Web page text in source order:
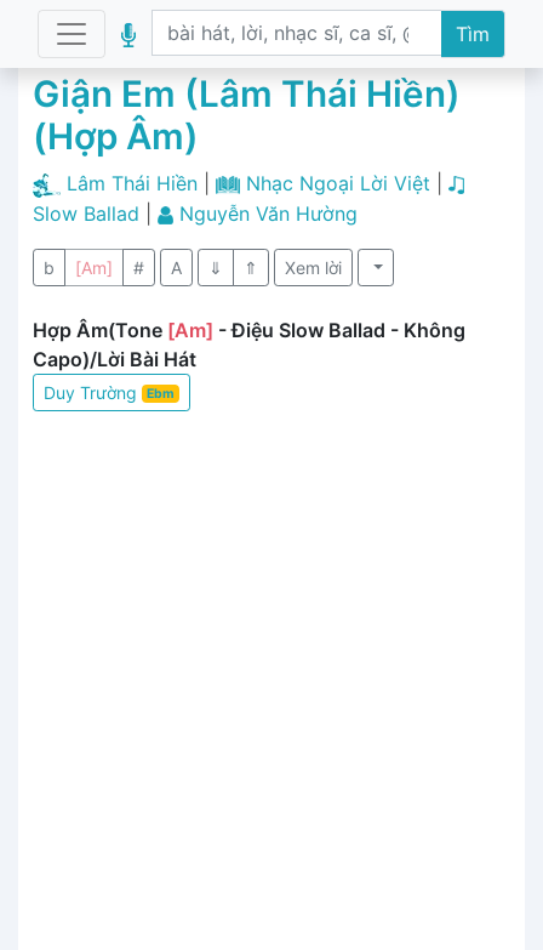
Tìm
Giận Em (Lâm Thái Hiền)
(Hợp Âm)
Lâm Thái Hiền Nhạc Ngoại Lời Việt
Slow Ballad
Nguyễn Văn Hường
b [Am] # A ⇓ ⇑ Xem lời
Hợp Âm(Tone [Am] - Điệu Slow Ballad - Không
Capo)/Lời Bài Hát
Duy Trường Ebm